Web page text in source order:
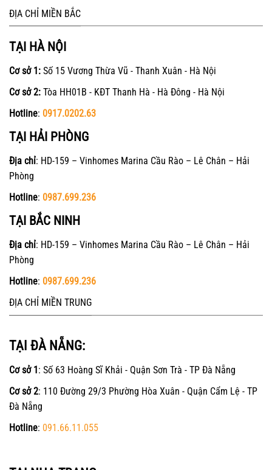
ĐỊA CHỈ MIỀN BẮC
TẠI HÀ NỘI
Cơ sở 1: Số 15 Vương Thừa Vũ - Thanh Xuân - Hà Nội
Cơ sở 2: Tòa HH01B - KĐT Thanh Hà - Hà Đông - Hà Nội
Hotline: 0917.0202.63
TẠI HẢI PHÒNG
Địa chỉ: HD-159 – Vinhomes Marina Cầu Rào – Lê Chân – Hải
Phòng
Hotline: 0987.699.236
TẠI BẮC NINH
Địa chỉ: HD-159 – Vinhomes Marina Cầu Rào – Lê Chân – Hải
Phòng
Hotline: 0987.699.236
ĐỊA CHỈ MIỀN TRUNG
TẠI ĐÀ NẴNG:
Cơ sở 1: Số 63 Hoàng Sĩ Khải - Quận Sơn Trà - TP Đà Nẵng
Cơ sở 2: 110 Đường 29/3 Phường Hòa Xuân - Quận Cẩm Lệ - TP
Đà Nẵng
Hotline: 091.66.11.055